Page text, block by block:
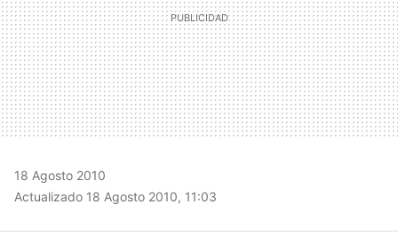
18 Agosto 2010
Actualizado 18 Agosto 2010, 11:03